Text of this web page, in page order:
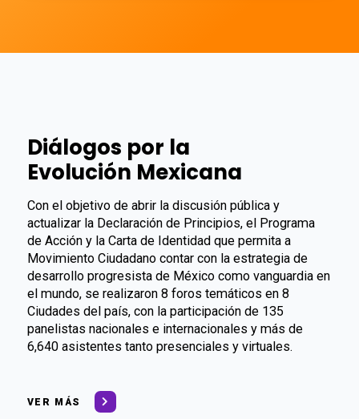
Diálogos por la
Evolución Mexicana
Con el objetivo de abrir la discusión pública y
actualizar la Declaración de Principios, el Programa
de Acción y la Carta de Identidad que permita a
Movimiento Ciudadano contar con la estrategia de
desarrollo progresista de México como vanguardia en
el mundo, se realizaron 8 foros temáticos en 8
Ciudades del país, con la participación de 135
panelistas nacionales e internacionales y más de
6,640 asistentes tanto presenciales y virtuales.
VER MÁS